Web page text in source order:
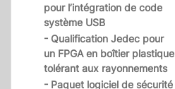
pour l’intégration de code
système USB
- Qualification Jedec pour
un FPGA en boîtier plastique
tolérant aux rayonnements
- Paquet logiciel de sécurité